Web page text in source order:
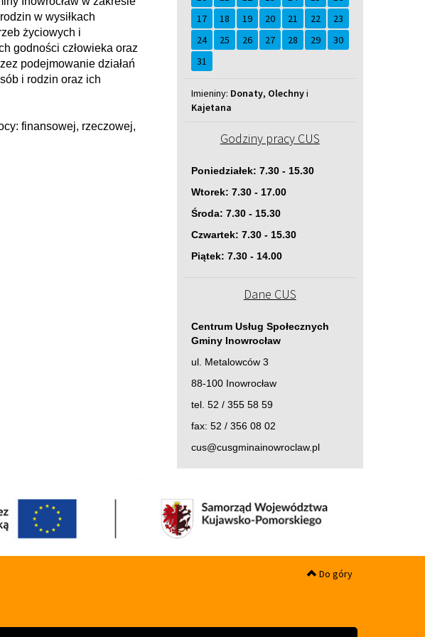
w wysiłkach
życiowych i
godności człowieka oraz
podejmowanie działań
i rodzin oraz ich
finansowej, rzeczowej,
17
18 19 20 21 22
23
24
25 26 27 28 29
30
31
Imieniny
Imieniny: Donaty, Olechnyi
Kajetana
Godziny pracy CUS
Poniedziałek: 7.30 - 15.30
Wtorek: 7.30 - 17.00
Środa: 7.30 - 15.30
Czwartek: 7.30 - 15.30
Piątek: 7.30 - 14.00
Dane CUS
Centrum Usług Społecznych
Gminy Inowrocław
ul. Metalowców 3
88-100 Inowrocław
tel. 52 / 355 58 59
fax: 52 / 356 08 02
cus@cusgminainowroclaw.pl
Do góry